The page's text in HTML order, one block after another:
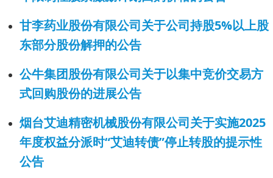
甘李药业股份有限公司关于公司持股5%以上股
东部分股份解押的公告
公牛集团股份有限公司关于以集中竞价交易方
式回购股份的进展公告
烟台艾迪精密机械股份有限公司关于实施2025
年度权益分派时“艾迪转债”停止转股的提示性
公告